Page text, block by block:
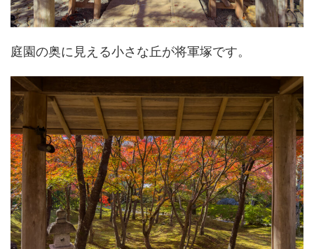
庭園の奥に見える小さな丘が将軍塚です。